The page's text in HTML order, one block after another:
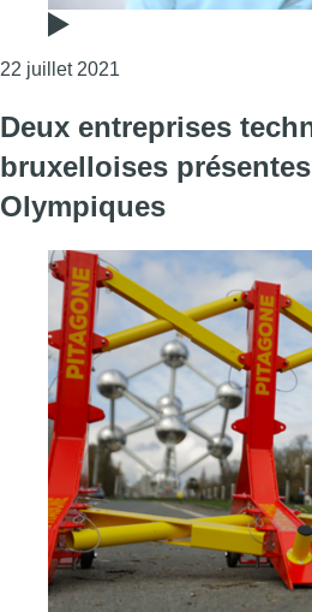
22 juillet 2021
Deux entreprises
bruxelloises
Olympiques